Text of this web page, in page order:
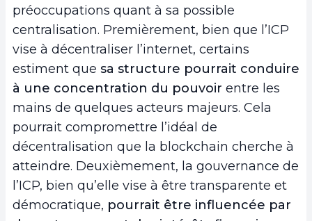
préoccupations quant à sa possible
centralisation. Premièrement, bien que l’ICP
vise à décentraliser l’internet, certains
estiment que sa structure pourrait conduire
à une concentration du pouvoir entre les
mains de quelques acteurs majeurs. Cela
pourrait compromettre l’idéal de
décentralisation que la blockchain cherche à
atteindre. Deuxièmement, la gouvernance de
l’ICP, bien qu’elle vise à être transparente et
démocratique, pourrait être influencée par